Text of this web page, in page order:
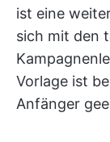
ist eine
sich mit den
Vorlage ist
Anfänger